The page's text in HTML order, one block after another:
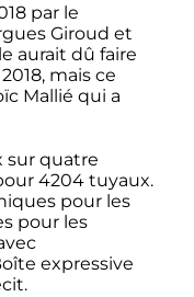
par le
Giroud et
aurait dû faire
, mais ce
Mallié qui a
sur quatre
4204 tuyaux.
pour les
pour les
expressive